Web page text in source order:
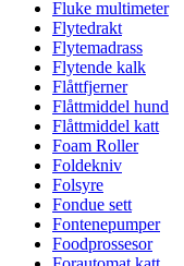
Fluke multimeter
Flytedrakt
Flytemadrass
Flytende kalk
Flåttfjerner
Flåttmiddel hund
Flåttmiddel katt
Foam Roller
Foldekniv
Folsyre
Fondue sett
Fontenepumper
Foodprossesor